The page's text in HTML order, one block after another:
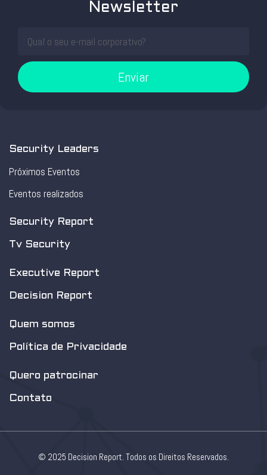
Newsletter
Enviar
Security Leaders
Próximos Eventos
Eventos realizados
Security Report
Tv Security
Executive Report
Decision Report
Quem somos
Política de Privacidade
Quero patrocinar
Contato
© 2025 Decision Report. Todos os Direitos Reservados.